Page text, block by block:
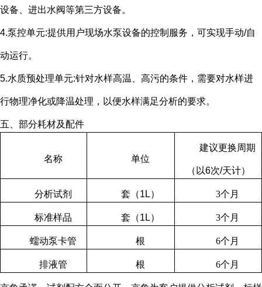
设备、进出水阀等第三方设备。
4.泵控单元:提供用户现场水泵设备的控制服务，可实现手动/自
动运行。
5.水质预处理单元:针对水样高温、高污的条件，需要对水样进
行物理净化或降温处理，以便水样满足分析的要求。
五、部分耗材及配件
名称 单位
建议更换周期
（以6次/天计）
分析试剂 套（1L） 3个月
标准样品 套（1L） 3个月
蠕动泵卡管 根 6个月
排液管 根 6个月